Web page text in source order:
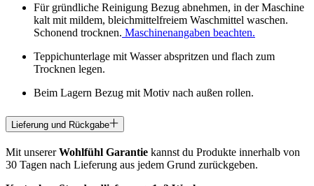
Für gründliche Reinigung Bezug abnehmen, in der Maschine
kalt mit mildem, bleichmittelfreiem Waschmittel waschen.
Schonend trocknen. Maschinenangaben beachten.
Teppichunterlage mit Wasser abspritzen und flach zum
Trocknen legen.
Beim Lagern Bezug mit Motiv nach außen rollen.
Lieferung und Rückgabe
Mit unsererWohlfühl Garantie kannst du Produkte innerhalb von
30 Tagen nach Lieferung aus jedem Grund zurückgeben.